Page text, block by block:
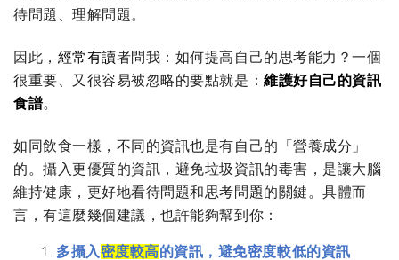
待問題、理解問題。
因此， 經常有讀者問我：如何提高自己的思考能力？一個
很重要、又很容易被忽略的要點就是：維護好自己的資訊
食譜。
如同飲食一樣，不同的資訊也是有自己的「營養成分」
的。攝入更優質的資訊，避免垃圾資訊的毒害，是讓大腦
維持健康，更好地看待問題和思考問題的關鍵。具體而
言，有這麼幾個建議，也許能夠幫到你：
多攝入密度較高的資訊，避免密度較低的資訊